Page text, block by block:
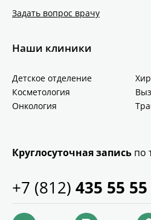
Задать вопрос врачу
Наши клиники
Детское отделение
Косметология
Онкология
Круглосуточная запись по
+7 (812) 435 55 55